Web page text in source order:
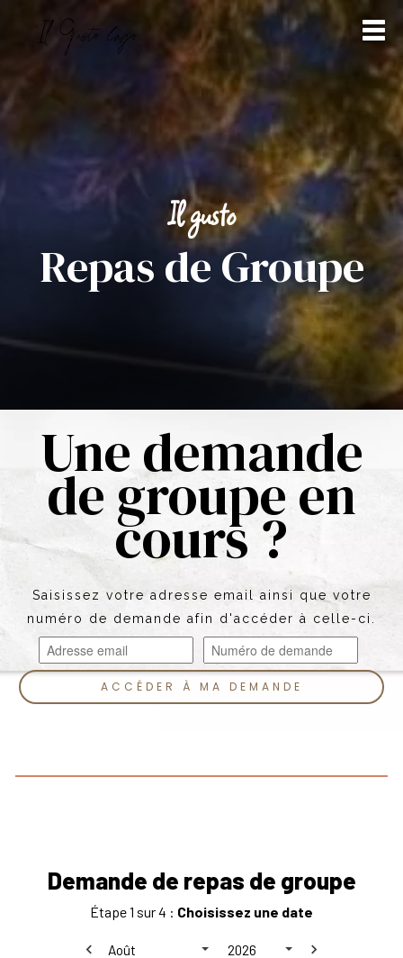
Il gusto
Repas de Groupe
Une demande
de groupe en
cours ?
Saisissez votre adresse email ainsi que votre
numéro de demande afin d'accéder à celle-ci.
ACCÉDER À MA DEMANDE